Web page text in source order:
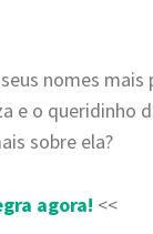
nomes mais
e o queridinho
sobre ela?
agora! <<